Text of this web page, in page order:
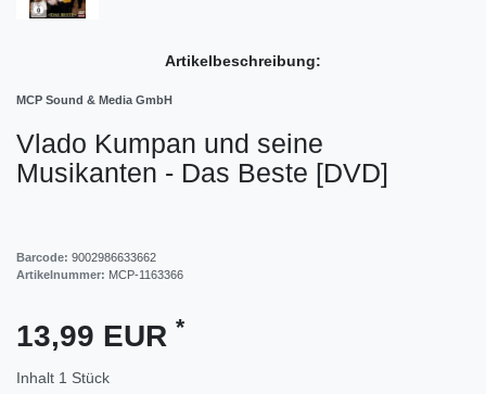
Artikelbeschreibung:
MCP Sound & Media GmbH
Vlado Kumpan und seine
Musikanten - Das Beste [DVD]
Barcode: 9002986633662
Artikelnummer: MCP-1163366
13,99 EUR *
Inhalt 1 Stück